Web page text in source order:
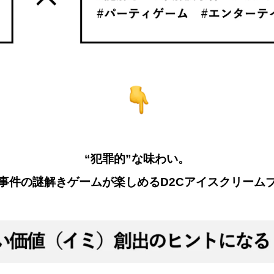
“犯罪的”な味わい。
件の謎解きゲームが楽しめるD2Cアイスクリーム